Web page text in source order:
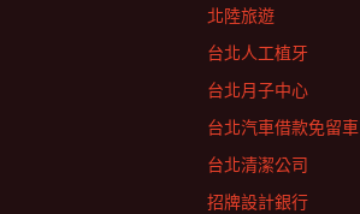
北陸旅遊
台北人工植牙
台北月子中心
台北汽車借款免留車
台北清潔公司
招牌設計銀行